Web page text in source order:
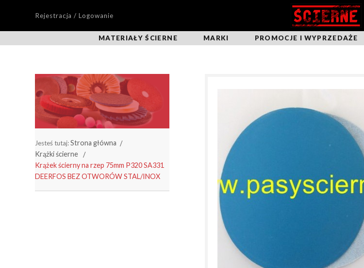
Rejestracja / Logowanie
MATERIAŁY ŚCIERNE MARKI PROMOCJE I WYPRZEDAŻE
Jesteś tutaj:Strona główna
Krążki ścierne
Krążek ścierny na rzep 75mm P320 SA331
DEERFOS BEZ OTWORÓW STAL/INOX